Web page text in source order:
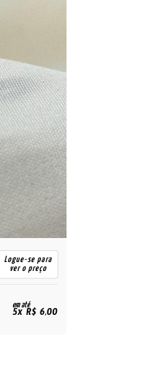
Logue-se para
ver o preço
em até
5x R$ 6,00